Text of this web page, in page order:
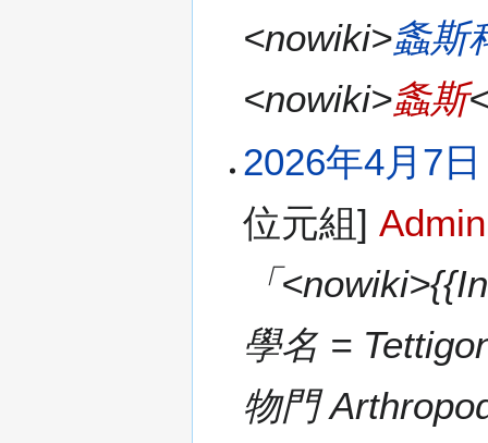
<nowiki>螽斯
<nowiki>螽斯
2026年4月7
位元組] Admin
「
學名 =
物門